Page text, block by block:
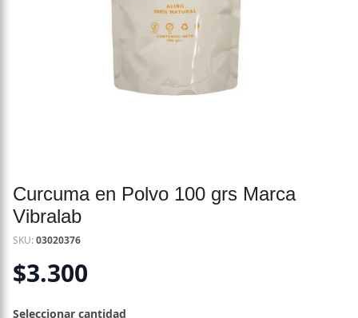
Curcuma en Polvo 100 grs Marca
Vibralab
SKU:03020376
$3.300
Seleccionar cantidad